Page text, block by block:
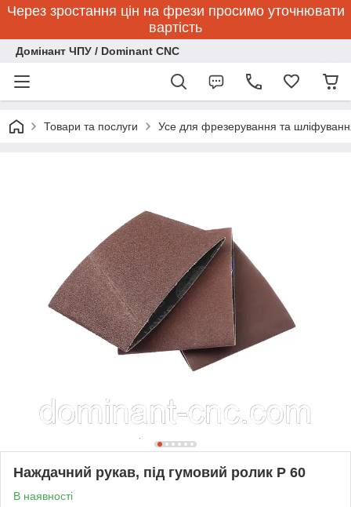
Через зростання цін на фрези просимо уточнювати
вартість
Домінант ЧПУ / Dominant CNC
Товари та послуги Усе для фрезерування та
Наждачний рукав, під гумовий ролик Р 60
В наявності